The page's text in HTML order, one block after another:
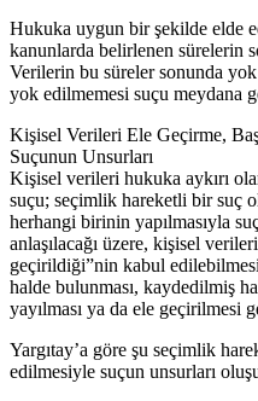
Hukuka uygun bir şekilde elde
kanunlarda belirlenen sürelerin
Verilerin bu süreler sonunda
yok edilmemesi suçu meydana
Kişisel Verileri Ele Geçirme,
Suçunun Unsurları
Kişisel verileri hukuka aykırı
suçu; seçimlik hareketli bir suç
herhangi birinin yapılmasıyla
anlaşılacağı üzere, kişisel
geçirildiği”nin kabul
halde bulunması, kaydedilmiş
yayılması ya da ele
Yargıtay’a göre şu seçimlik
edilmesiyle suçun unsurları